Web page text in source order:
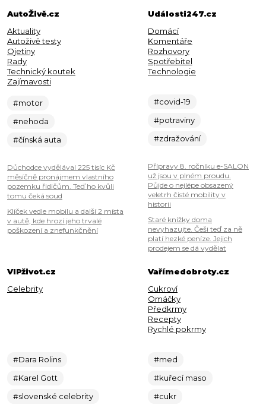
AutoŽivě.cz
Aktuality
Autoživě testy
Ojetiny
Rady
Technický koutek
Zajímavosti
#motor
#nehoda
#čínská auta
Důchodce vydělával 225 tisíc Kč
měsíčně pronájmem vlastního
pozemku řidičům. Teď ho kvůli
tomu čeká soud
Klíček vedle mobilu a další 2 místa
v autě, kde hrozí jeho trvalé
poškození a znefunkčnění
Události247.cz
Domácí
Komentáře
Rozhovory
Spotřebitel
Technologie
#covid-19
#potraviny
#zdražování
Přípravy 8. ročníku e-SALON
už jsou v plném proudu.
Půjde o nejlépe obsazený
veletrh čisté mobility v
historii
Staré knížky doma
nevyhazujte. Češi teď za ně
platí hezké peníze. Jejich
prodejem se dá vydělat
VIPživot.cz
Celebrity
#Dara Rolins
#Karel Gott
#slovenské celebrity
Vařímedobroty.cz
Cukroví
Omáčky
Předkrmy
Recepty
Rychlé pokrmy
#med
#kuřecí maso
#cukr